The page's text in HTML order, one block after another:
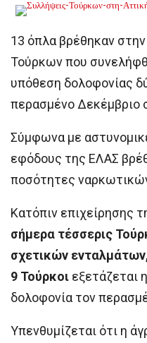
13 όπλα βρέθηκαν
Τούρκων που
υπόθεση δολοφονίας
περασμένο Δεκέμβριο
Σύμφωνα με
εφόδους της ΕΛΑΣ
ποσότητες
Κατόπιν επιχείρησης
σήμερα τέσσερις
σχετικών
9 Τούρκοι εξετάζεται
δολοφονία τον
Υπενθυμίζεται ότι η